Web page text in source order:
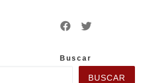
Buscar
BUSCAR